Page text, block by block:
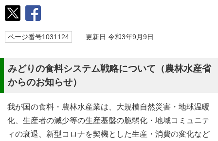
ページ番号1031124 更新日 令和3年9月9日
みどりの食料システム戦略について（農林水産省
からのお知らせ）
我が国の食料・農林水産業は、大規模自然災害・地球温暖
化、生産者の減少等の生産基盤の脆弱化・地域コミュニテ
ィの衰退、新型コロナを契機とした生産・消費の変化など